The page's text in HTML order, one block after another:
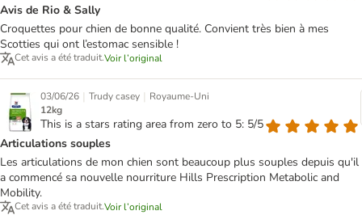
Avis de Rio & Sally
Croquettes pour chien de bonne qualité. Convient très bien à mes
Scotties qui ont l’estomac sensible !
Cet avis a été traduit.Voir l’original
03/06/26 | Trudy casey | Royaume-Uni
12kg
This is a stars rating area from zero to 5: 5/5
Articulations souples
Les articulations de mon chien sont beaucoup plus souples depuis qu'il
a commencé sa nouvelle nourriture Hills Prescription Metabolic and
Mobility.
Cet avis a été traduit.Voir l’original